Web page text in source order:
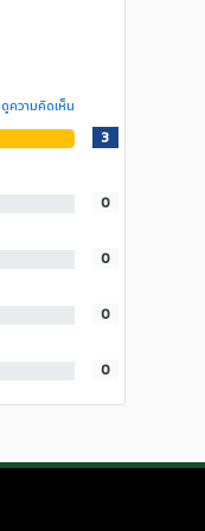
ดูความคิดเห็น
3
0
0
0
0